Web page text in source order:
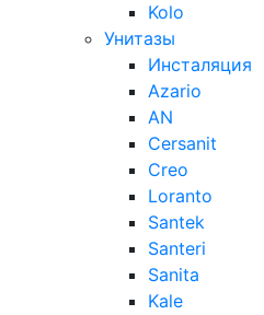
Kolo
Унитазы
Инсталяция
Azario
AN
Cersanit
Creo
Loranto
Santek
Santeri
Sanita
Kale